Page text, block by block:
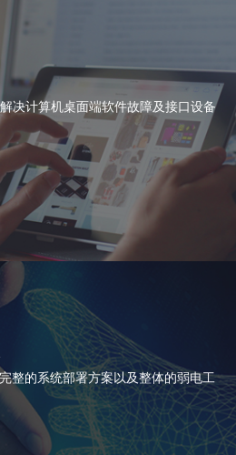
决计算机桌面端软件故障及接口设备
整的系统部署方案以及整体的弱电工